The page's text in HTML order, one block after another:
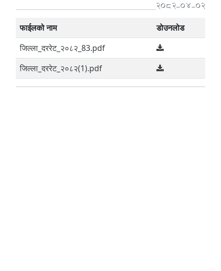
2082-04-02
फाईलको नाम
डोउनलोड
जिल्ला_दररेट_२०८२_83.pdf
जिल्ला_दररेट_२०८२(1).pdf